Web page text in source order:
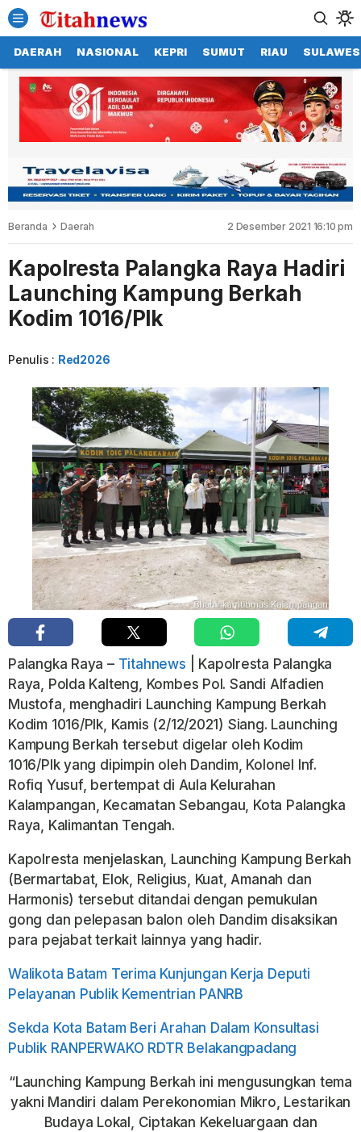
DAERAH NASIONAL KEPRI SUMUT RIAU
Beranda Daerah 2 Desember 2021 16:10 pm
Kapolresta Palangka Raya Hadiri
Launching Kampung Berkah
Kodim 1016/Plk
Penulis : Red2026
Palangka Raya – Titahnews | Kapolresta Palangka
Raya, Polda Kalteng, Kombes Pol. Sandi Alfadien
Mustofa, menghadiri Launching Kampung Berkah
Kodim 1016/Plk, Kamis (2/12/2021) Siang. Launching
Kampung Berkah tersebut digelar oleh Kodim
1016/Plk yang dipimpin oleh Dandim, Kolonel Inf.
Rofiq Yusuf, bertempat di Aula Kelurahan
Kalampangan, Kecamatan Sebangau, Kota Palangka
Raya, Kalimantan Tengah.
Kapolresta menjelaskan, Launching Kampung Berkah
(Bermartabat, Elok, Religius, Kuat, Amanah dan
Harmonis) tersebut ditandai dengan pemukulan
gong dan pelepasan balon oleh Dandim disaksikan
para pejabat terkait lainnya yang hadir.
Walikota Batam Terima Kunjungan Kerja Deputi
Pelayanan Publik Kementrian PANRB
Sekda Kota Batam Beri Arahan Dalam Konsultasi
Publik RANPERWAKO RDTR Belakangpadang
“Launching Kampung Berkah ini mengusungkan tema
yakni Mandiri dalam Perekonomian Mikro, Lestarikan
Budaya Lokal, Ciptakan Kekeluargaan dan